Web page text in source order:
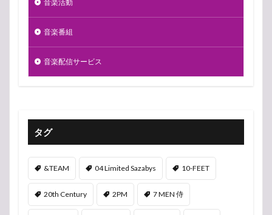
音楽活動
音楽番組
音楽配信サービス
タグ
&TEAM 04 Limited Sazabys 10-FEET
20th Century 2PM 7 MEN 侍